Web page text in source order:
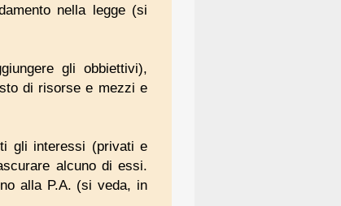
nella legge (si
gli obbiettivi),
di risorse e mezzi e
gli interessi (privati e
alcuno di essi.
alla P.A. (si veda, in